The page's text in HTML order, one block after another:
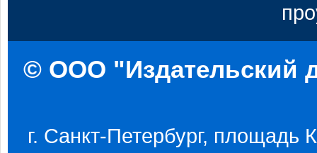
© ООО "Издательский
г. Санкт-Петербург, площадь